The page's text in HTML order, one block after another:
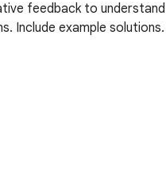
feedback to understand
Include example solutions.